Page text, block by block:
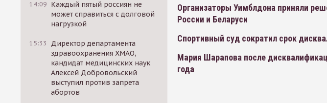
14:09 Каждый пятый россиян не
может справиться с долговой
нагрузкой
15:33
Директор департамента
здравоохранения ХМАО,
кандидат медицинских наук
Алексей Добровольский
выступил против запрета
абортов
Организаторы Уимблдона приняли
России и Беларуси
Спортивный суд сократил срок
Мария Шарапова после
года